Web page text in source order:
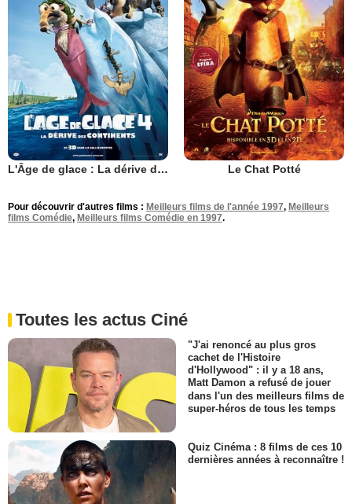
L'Âge de glace : La dérive des continents Le Chat Potté
Pour découvrir d'autres films : Meilleurs films de l'année 1997, Meilleurs
films Comédie, Meilleurs films Comédie en 1997.
Toutes les actus Ciné
"J'ai renoncé au plus gros
cachet de l'Histoire
d'Hollywood" : il y a 18 ans,
Matt Damon a refusé de jouer
dans l'un des meilleurs films de
super-héros de tous les temps
Quiz Cinéma : 8 films de ces 10
dernières années à reconnaître !